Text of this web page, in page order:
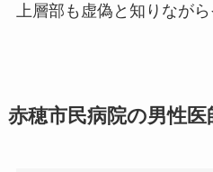
上層部も虚偽と知りなが
赤穂市民病院の男性